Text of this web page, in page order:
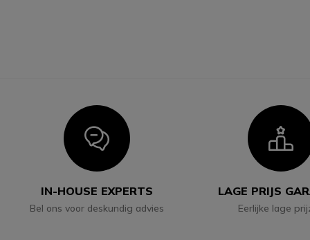
Icon
IN-HOUSE EXPERTS
Bel ons voor deskundig advies
LAGE PRIJS
Eerlijke lage